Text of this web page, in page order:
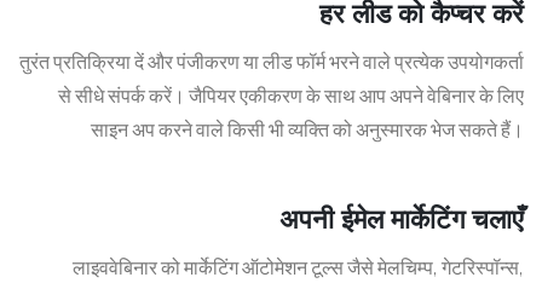
हर लीड को कैप्चर करें
तुरंत प्रतिक्रिया दें और पंजीकरण या लीड फॉर्म भरने वाले प्रत्येक उपयोगकर्ता
से सीधे संपर्क करें। जैपियर एकीकरण के साथ आप अपने वेबिनार के लिए
साइन अप करने वाले किसी भी व्यक्ति को अनुस्मारक भेज सकते हैं।
अपनी ईमेल मार्केटिंग चलाएँ
लाइववेबिनार को मार्केटिंग ऑटोमेशन टूल्स जैसे मेलचिम्प, गेटरिस्पॉन्स,